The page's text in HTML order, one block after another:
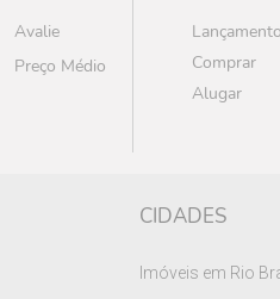
Avalie
Preço Médio
Lançamento
Comprar
Alugar
CIDADES
Imóveis em Rio